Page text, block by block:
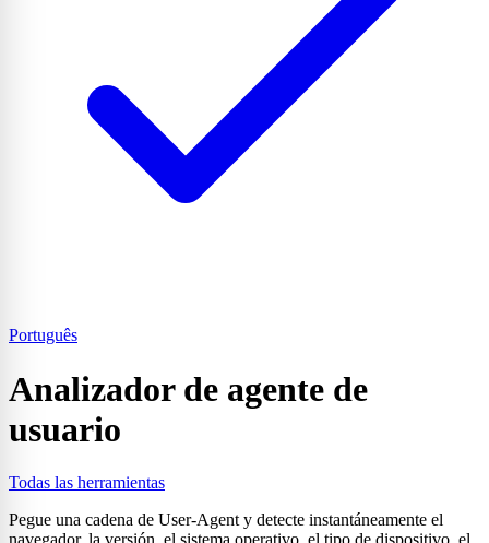
Português
Analizador de agente de
usuario
Todas las herramientas
Pegue una cadena de User-Agent y detecte instantáneamente el
navegador, la versión, el sistema operativo, el tipo de dispositivo, el